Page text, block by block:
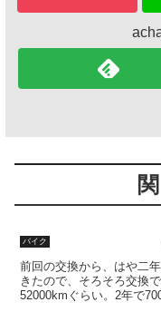
バイク
前回の交換から、はや二
きたので、そろそろ交換
52000kmぐらい。2年で